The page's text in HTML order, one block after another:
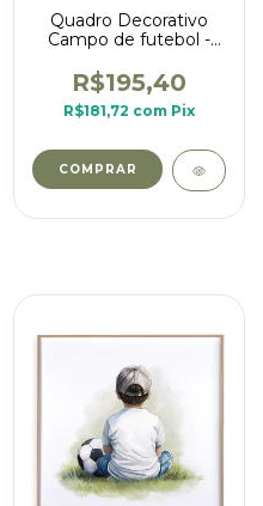
Quadro Decorativo
Campo de futebol -
R$195,40
R$181,72 com Pix
COMPRAR